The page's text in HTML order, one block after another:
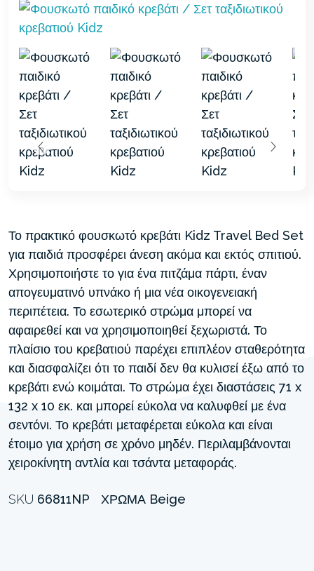
Το πρακτικό φουσκωτό κρεβάτι Kidz Travel Bed Set
για παιδιά προσφέρει άνεση ακόμα και εκτός σπιτιού.
Χρησιμοποιήστε το για ένα πιτζάμα πάρτι, έναν
απογευματινό υπνάκο ή μια νέα οικογενειακή
περιπέτεια. Το εσωτερικό στρώμα μπορεί να
αφαιρεθεί και να χρησιμοποιηθεί ξεχωριστά. Το
πλαίσιο του κρεβατιού παρέχει επιπλέον σταθερότητα
και διασφαλίζει ότι το παιδί δεν θα κυλισεί έξω από το
κρεβάτι ενώ κοιμάται. Το στρώμα έχει διαστάσεις 71 x
132 x 10 εκ. και μπορεί εύκολα να καλυφθεί με ένα
σεντόνι. Το κρεβάτι μεταφέρεται εύκολα και είναι
έτοιμο για χρήση σε χρόνο μηδέν. Περιλαμβάνονται
χειροκίνητη αντλία και τσάντα μεταφοράς.
SKU 66811NP ΧΡΏΜΑ Beige